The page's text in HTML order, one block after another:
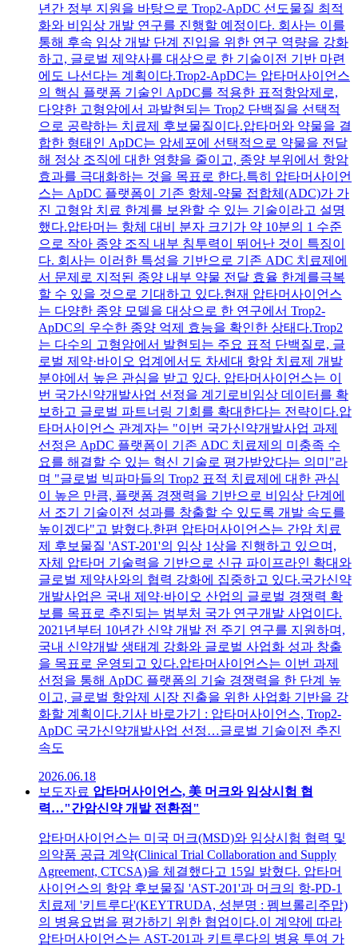
년간 정부 지원을 바탕으로 Trop2-ApDC 선도물질 최적
화와 비임상 개발 연구를 진행할 예정이다. 회사는 이를
통해 후속 임상 개발 단계 진입을 위한 연구 역량을 강화
하고, 글로벌 제약사를 대상으로 한 기술이전 기반 마련
에도 나선다는 계획이다.Trop2-ApDC는 압타머사이언스
의 핵심 플랫폼 기술인 ApDC를 적용한 표적항암제로,
다양한 고형암에서 과발현되는 Trop2 단백질을 선택적
으로 공략하는 치료제 후보물질이다.압타머와 약물을 결
합한 형태인 ApDC는 암세포에 선택적으로 약물을 전달
해 정상 조직에 대한 영향을 줄이고, 종양 부위에서 항암
효과를 극대화하는 것을 목표로 한다.특히 압타머사이언
스는 ApDC 플랫폼이 기존 항체-약물 접합체(ADC)가 가
진 고형암 치료 한계를 보완할 수 있는 기술이라고 설명
했다.압타머는 항체 대비 분자 크기가 약 10분의 1 수준
으로 작아 종양 조직 내부 침투력이 뛰어난 것이 특징이
다. 회사는 이러한 특성을 기반으로 기존 ADC 치료제에
서 문제로 지적된 종양 내부 약물 전달 효율 한계를극복
할 수 있을 것으로 기대하고 있다.현재 압타머사이언스
는 다양한 종양 모델을 대상으로 한 연구에서 Trop2-
ApDC의 우수한 종양 억제 효능을 확인한 상태다.Trop2
는 다수의 고형암에서 발현되는 주요 표적 단백질로, 글
로벌 제약·바이오 업계에서도 차세대 항암 치료제 개발
분야에서 높은 관심을 받고 있다. 압타머사이언스는 이
번 국가신약개발사업 선정을 계기로비임상 데이터를 확
보하고 글로벌 파트너링 기회를 확대한다는 전략이다.압
타머사이언스 관계자는 "이번 국가신약개발사업 과제
선정은 ApDC 플랫폼이 기존 ADC 치료제의 미충족 수
요를 해결할 수 있는 혁신 기술로 평가받았다는 의미"라
며 "글로벌 빅파마들의 Trop2 표적 치료제에 대한 관심
이 높은 만큼, 플랫폼 경쟁력을 기반으로 비임상 단계에
서 조기 기술이전 성과를 창출할 수 있도록 개발 속도를
높이겠다"고 밝혔다.한편 압타머사이언스는 간암 치료
제 후보물질 'AST-201'의 임상 1상을 진행하고 있으며,
자체 압타머 기술력을 기반으로 신규 파이프라인 확대와
글로벌 제약사와의 협력 강화에 집중하고 있다.국가신약
개발사업은 국내 제약·바이오 산업의 글로벌 경쟁력 확
보를 목표로 추진되는 범부처 국가 연구개발 사업이다.
2021년부터 10년간 신약 개발 전 주기 연구를 지원하며,
국내 신약개발 생태계 강화와 글로벌 사업화 성과 창출
을 목표로 운영되고 있다.압타머사이언스는 이번 과제
선정을 통해 ApDC 플랫폼의 기술 경쟁력을 한 단계 높
이고, 글로벌 항암제 시장 진출을 위한 사업화 기반을 강
화할 계획이다.기사 바로가기 : 압타머사이언스, Trop2-
ApDC 국가신약개발사업 선정…글로벌 기술이전 추진
속도
2026.06.18
보도자료 압타머사이언스, 美 머크와 임상시험 협
력…"간암신약 개발 전환점"
압타머사이언스는 미국 머크(MSD)와 임상시험 협력 및
의약품 공급 계약(Clinical Trial Collaboration and Supply
Agreement, CTCSA)을 체결했다고 15일 밝혔다. 압타머
사이언스의 항암 후보물질 'AST-201'과 머크의 항-PD-1
치료제 '키트루다'(KEYTRUDA, 성분명 : 펨브롤리주맙)
의 병용요법을 평가하기 위한 협업이다.이 계약에 따라
압타머사이언스는 AST-201과 키트루다의 병용 투여 가